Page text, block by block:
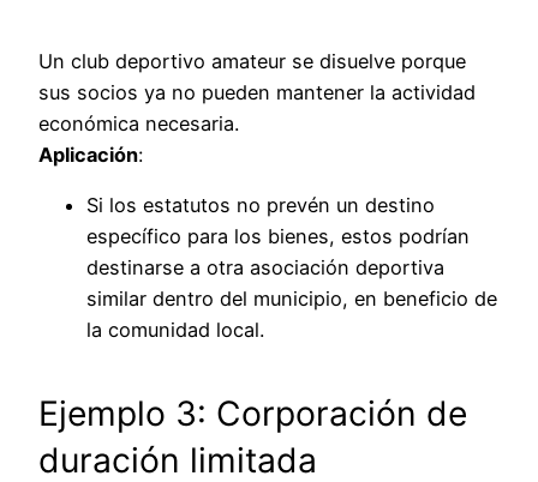
Un club deportivo amateur se disuelve porque
sus socios ya no pueden mantener la actividad
económica necesaria.
Aplicación:
Si los estatutos no prevén un destino
específico para los bienes, estos podrían
destinarse a otra asociación deportiva
similar dentro del municipio, en beneficio de
la comunidad local.
Ejemplo 3: Corporación de
duración limitada